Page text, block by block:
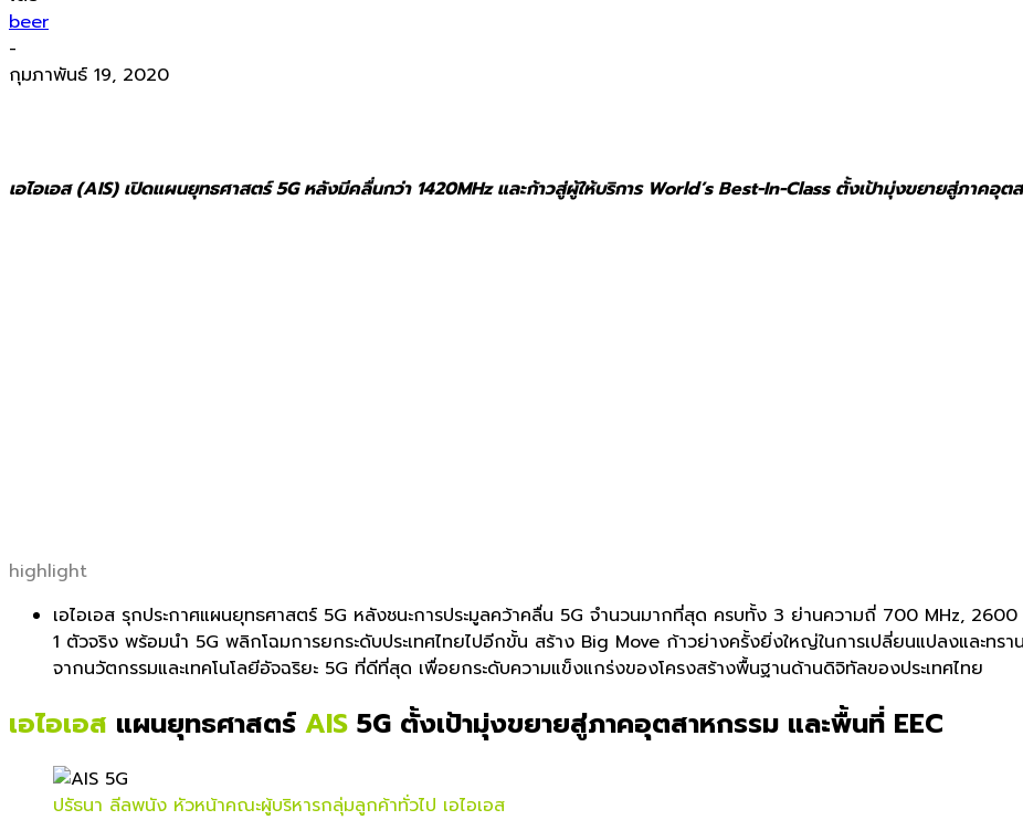
beer
-
กุมภาพันธ์ 19, 2020
เอไอเอส (AIS) เปิดแผนยุทธศาสตร์ 5G หลังมีคลื่นกว่า 1420MHz และก้าวสู่ผู้ให้บริการ World’s Best-In-Class ตั้งเป้ามุ่งขยายสู่ภาคอุ
highlight
เอไอเอส รุกประกาศแผนยุทธศาสตร์ 5G หลังชนะการประมูลคว้าคลื่น 5G จำนวนมากที่สุด ครบทั้ง 3 ย่านความถี่ 700 MHz,
1 ตัวจริง พร้อมนำ 5G พลิกโฉมการยกระดับประเทศไทยไปอีกขั้น สร้าง Big Move ก้าวย่างครั้งยิ่งใหญ่ในการเปลี่ยนแปลงและท
จากนวัตกรรมและเทคโนโลยีอัจฉริยะ 5G ที่ดีที่สุด เพื่อยกระดับความแข็งแกร่งของโครงสร้างพื้นฐานด้านดิจิทัลของประเทศไทย
เอไอเอส แผนยุทธศาสตร์ AIS 5G ตั้งเป้ามุ่งขยายสู่ภาคอุตสาหกรรม และพื้นที่ EEC
ปรัธนา ลีลพนัง หัวหน้าคณะผู้บริหารกลุ่มลูกค้าทั่วไป เอไอเอส